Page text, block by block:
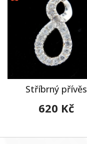
Stříbrný přívěs
620 Kč